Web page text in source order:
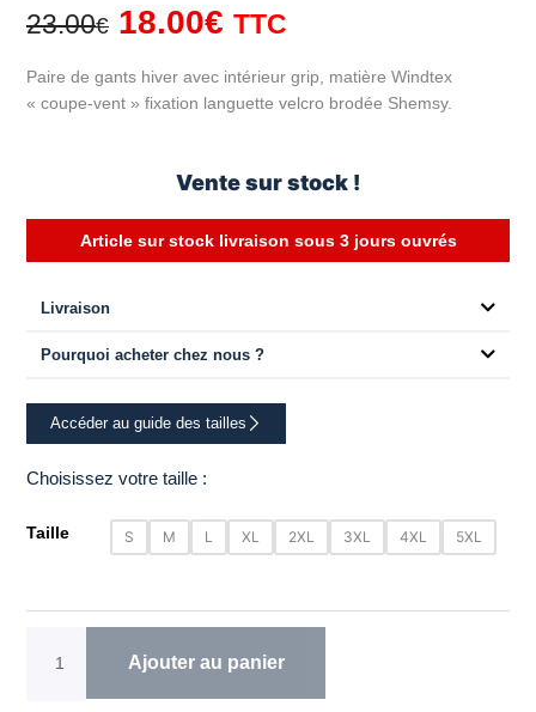
basé sur
notations
23.00€ Le
prix
initial
était :
23.00€.
18.00€ Le
prix
actuel
est :
18.00€.
TTC
Paire de gants hiver avec intérieur grip, matière Windtex
« coupe-vent » fixation languette velcro brodée Shemsy.
Vente sur stock !
Article sur stock livraison sous 3 jours ouvrés
Livraison
Pourquoi acheter chez nous ?
Accéder au guide des tailles
Choisissez votre taille :
Taille S M L XL 2XL 3XL 4XL 5XL
quantité
hiver
Ajouter au panier